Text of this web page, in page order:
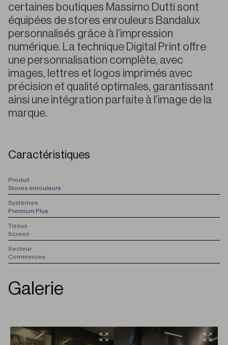
certaines boutiques Massimo Dutti sont
équipées de stores enrouleurs Bandalux
personnalisés grâce à l’impression
numérique. La technique Digital Print offre
une personnalisation complète, avec
images, lettres et logos imprimés avec
précision et qualité optimales, garantissant
ainsi une intégration parfaite à l’image de la
marque.
Caractéristiques
Produit
Stores enrouleurs
Systèmes
Premium Plus
Tissus
Screen
Secteur
Commerces
Galerie